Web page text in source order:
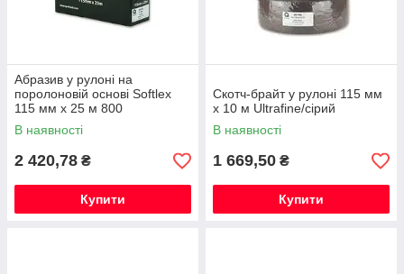
Абразив у рулоні на
поролоновій основі Softlex
115 мм х 25 м 800
В наявності
2 420,78 ₴
Купити
Скотч-брайт у рулоні 115 мм
х 10 м Ultrafine/сірий
В наявності
1 669,50 ₴
Купити